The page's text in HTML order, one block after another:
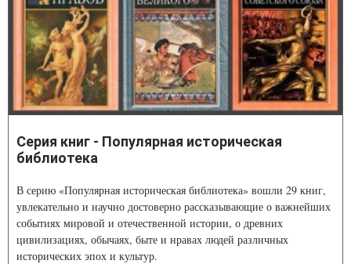
Серия книг - Популярная историческая
библиотека
В серию «Популярная историческая библиотека» вошли 29 книг,
увлекательно и научно достоверно рассказывающие о важнейших
событиях мировой и отечественной истории, о древних
цивилизациях, обычаях, быте и нравах людей различных
исторических эпох и культур.